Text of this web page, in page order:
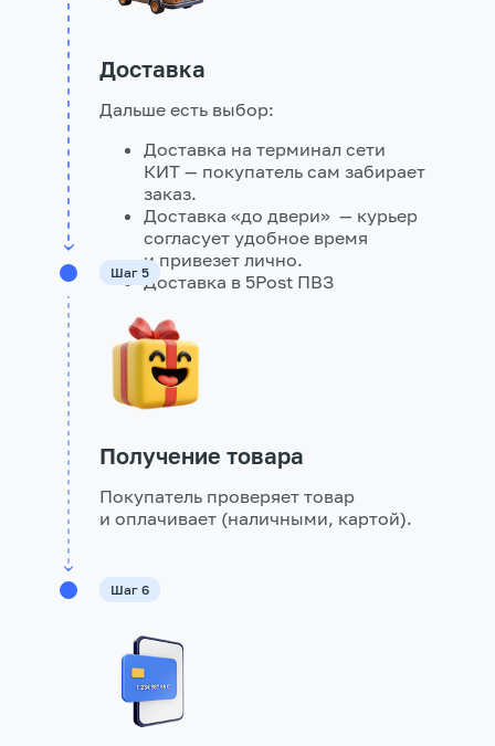
Дальше есть выбор:
Доставка на терминал сети
КИТ — покупатель сам забирает
заказ.
Доставка «до двери» — курьер
согласует удобное время
и привезет лично.
Доставка в 5Post ПВЗ
Доставка
Шаг 5
Шаг 6
Покупатель проверяет товар
и оплачивает (наличными, картой).
Получение товара